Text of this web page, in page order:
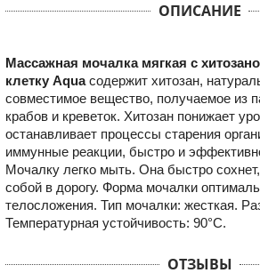
ОПИСАНИЕ
Массажная мочалка мягкая с
клетку Aquaсодержит хитозан,
совместимое вещество, получаемое из
крабов и креветок. Хитозан понижает
останавливает процессы старения
иммунные реакции, быстро и
Мочалку легко мыть. Она быстро
собой в дорогу. Форма мочалки
телосложения. Тип мочалки: жесткая.
Температурная устойчивость: 90°С.
ОТЗЫВЫ